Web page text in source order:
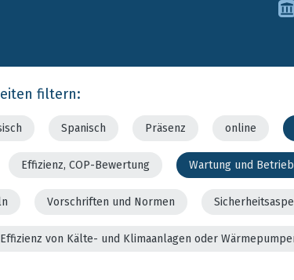
filtern:
Spanisch Präsenz online
Effizienz, COP-Bewertung Wartung und Betrieb
Vorschriften und Normen
von Kälte- und Klimaanlagen oder